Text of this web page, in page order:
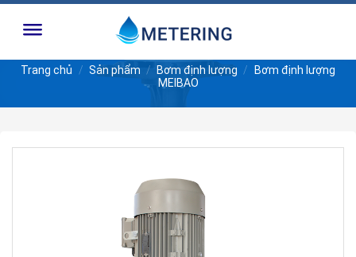
Skip
Trang chủ / Sản phẩm / Bơm định lượng /
Bơm định lượng
MEIBAO